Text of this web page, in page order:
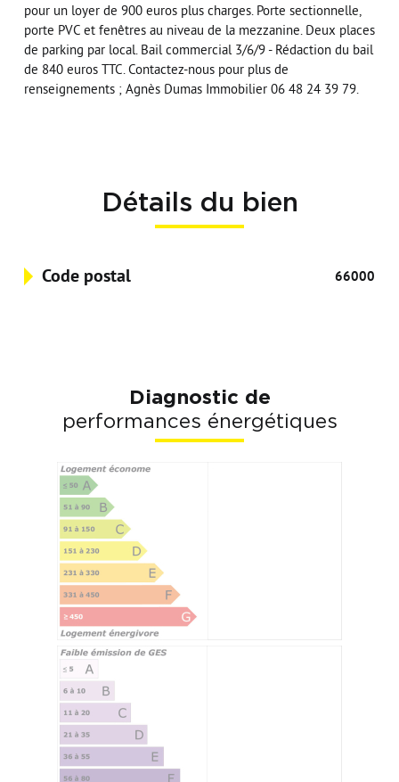
pour un loyer de 900 euros plus charges. Porte sectionnelle,
porte PVC et fenêtres au niveau de la mezzanine. Deux places
de parking par local. Bail commercial 3/6/9 - Rédaction du bail
de 840 euros TTC. Contactez-nous pour plus de
renseignements ; Agnès Dumas Immobilier 06 48 24 39 79.
Détails du bien
Code postal 66000
Diagnostic de
performances énergétiques